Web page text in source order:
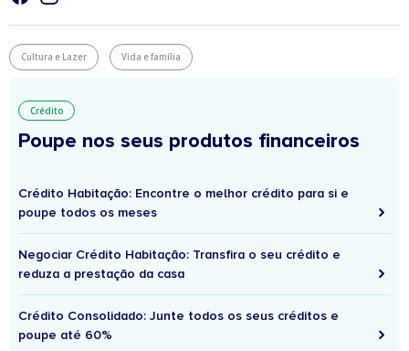
Cultura e Lazer Vida e família
Crédito
Poupe nos seus produtos financeiros
Crédito Habitação: Encontre o melhor crédito para si e
poupe todos os meses
Negociar Crédito Habitação: Transfira o seu crédito e
reduza a prestação da casa
Crédito Consolidado: Junte todos os seus créditos e
poupe até 60%